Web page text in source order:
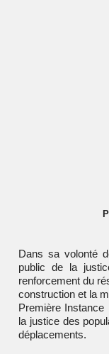
Dans sa volonté
public de la
renforcement du
construction et la
Première
la justice des
déplacements.